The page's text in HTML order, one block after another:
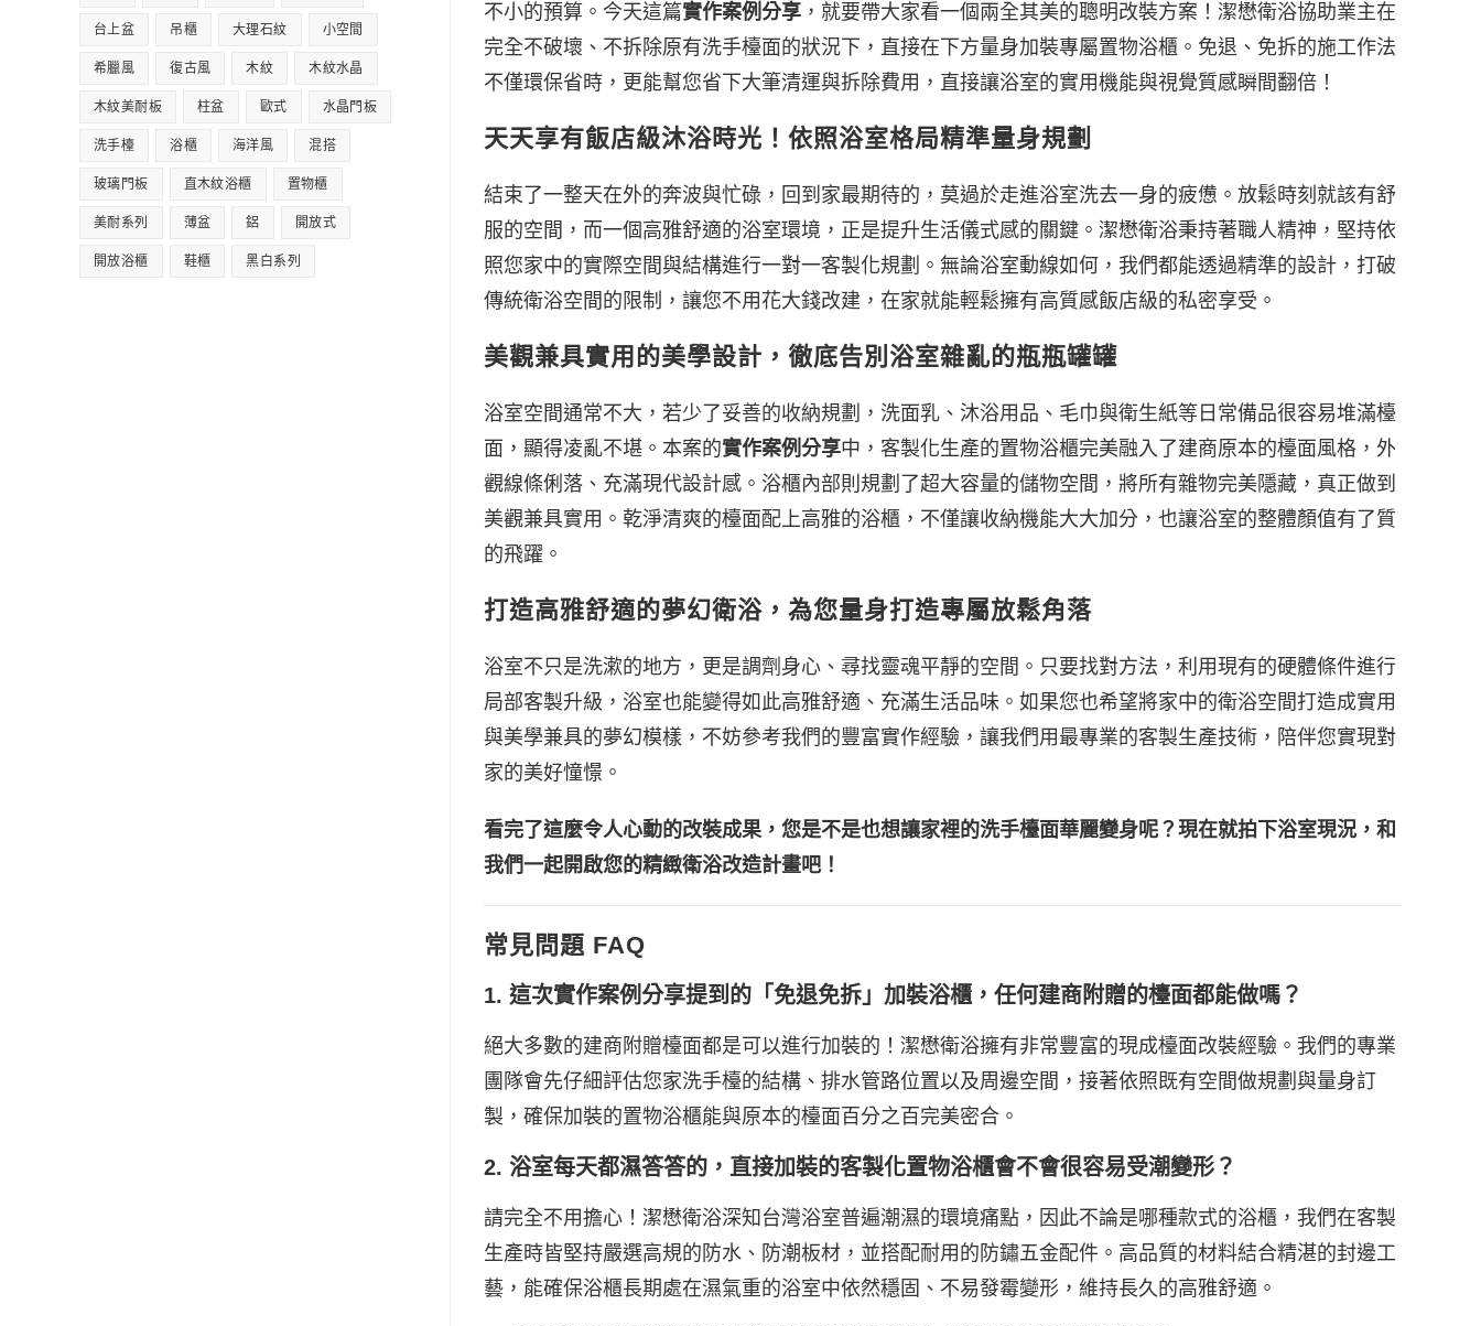
不小的預算。今天這篇實作案例分享 ，就要帶大家看一個兩全其美的聰明改裝方案！潔懋衛浴協助業主在
完全不破壞、不拆除原有洗手檯面的狀況下，直接在下方量身加裝專屬置物浴櫃。免退、免拆的施工作法
不僅環保省時，更能幫您省下大筆清運與拆除費用，直接讓浴室的實用機能與視覺質感瞬間翻倍！
天天享有飯店級沐浴時光！依照浴室格局精準量身規劃
結束了一整天在外的奔波與忙碌，回到家最期待的，莫過於走進浴室洗去一身的疲憊。放鬆時刻就該有舒
服的空間，而一個高雅舒適的浴室環境，正是提升生活儀式感的關鍵。潔懋衛浴秉持著職人精神，堅持依
照您家中的實際空間與結構進行一對一客製化規劃。無論浴室動線如何，我們都能透過精準的設計，打破
傳統衛浴空間的限制，讓您不用花大錢改建，在家就能輕鬆擁有高質感飯店級的私密享受。
美觀兼具實用的美學設計，徹底告別浴室雜亂的瓶瓶罐罐
浴室空間通常不大，若少了妥善的收納規劃，洗面乳、沐浴用品、毛巾與衛生紙等日常備品很容易堆滿檯
面，顯得凌亂不堪。本案的實作案例分享中，客製化生產的置物浴櫃完美融入了建商原本的檯面風格，外
觀線條俐落、充滿現代設計感。浴櫃內部則規劃了超大容量的儲物空間，將所有雜物完美隱藏，真正做到
美觀兼具實用。乾淨清爽的檯面配上高雅的浴櫃，不僅讓收納機能大大加分，也讓浴室的整體顏值有了質
的飛躍。
打造高雅舒適的夢幻衛浴，為您量身打造專屬放鬆角落
浴室不只是洗漱的地方，更是調劑身心、尋找靈魂平靜的空間。只要找對方法，利用現有的硬體條件進行
局部客製升級，浴室也能變得如此高雅舒適、充滿生活品味。如果您也希望將家中的衛浴空間打造成實用
與美學兼具的夢幻模樣，不妨參考我們的豐富實作經驗，讓我們用最專業的客製生產技術，陪伴您實現對
家的美好憧憬。
看完了這麼令人心動的改裝成果，您是不是也想讓家裡的洗手檯面華麗變身呢？現在就拍下浴室現況，和
我們一起開啟您的精緻衛浴改造計畫吧！
常見問題 FAQ
1. 這次實作案例分享提到的「免退免拆」加裝浴櫃，任何建商附贈的檯面都能做嗎？
絕大多數的建商附贈檯面都是可以進行加裝的！潔懋衛浴擁有非常豐富的現成檯面改裝經驗。我們的專業
團隊會先仔細評估您家洗手檯的結構、排水管路位置以及周邊空間，接著依照既有空間做規劃與量身訂
製，確保加裝的置物浴櫃能與原本的檯面百分之百完美密合。
2. 浴室每天都濕答答的，直接加裝的客製化置物浴櫃會不會很容易受潮變形？
請完全不用擔心！潔懋衛浴深知台灣浴室普遍潮濕的環境痛點，因此不論是哪種款式的浴櫃，我們在客製
生產時皆堅持嚴選高規的防水、防潮板材，並搭配耐用的防鏽五金配件。高品質的材料結合精湛的封邊工
藝，能確保浴櫃長期處在濕氣重的浴室中依然穩固、不易發霉變形，維持長久的高雅舒適。
台上盆 吊櫃 大理石紋 小空間
希臘風 復古風 木紋 木紋水晶
木紋美耐板 柱盆 歐式 水晶門板
洗手檯 浴櫃 海洋風 混搭
玻璃門板 直木紋浴櫃 置物櫃
美耐系列 薄盆 鋁 開放式
開放浴櫃 鞋櫃 黑白系列